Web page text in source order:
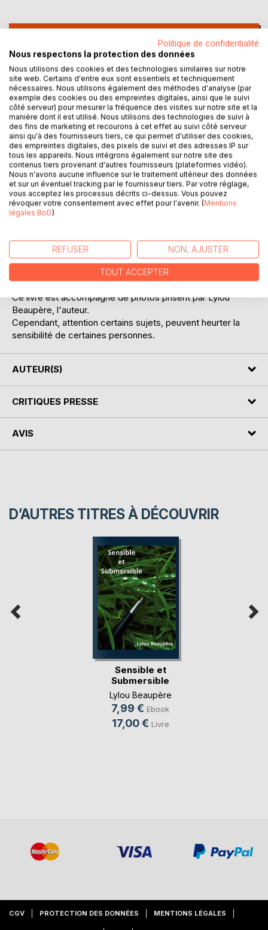
Ajouter à ma liste d'envies
Laisser un avis
DESCRIPTION
Découvrez plus d'une soixantaine de textes.
L'amour, la solitude, l'incertitude, la tristesse...
Certains vont vous remonter le moral, d'autres vont vous
Le but est de pouvoir se comprendre et aller de l'avant.
Ce livre est accompagné de photos prisent par Lylou
Beaupère, l'auteur.
Cependant, attention certains sujets, peuvent heurter la
sensibilité de certaines personnes.
AUTEUR(S)
CRITIQUES PRESSE
AVIS
D’AUTRES TITRES À DÉCOUVRIR
Sensible et
Submersible
Lylou Beaupère
7,99 € Ebook
17,00 € Livre
CGV PROTECTION DES DONNÉES MENTIONS LÉGALES
Politique de confidentialité
Nous respectons la protection des données
Nous utilisons des cookies et des technologies similaires sur notre
site web. Certains d'entre eux sont essentiels et techniquement
nécessaires. Nous utilisons également des méthodes d'analyse (par
exemple des cookies ou des empreintes digitales, ainsi que le suivi
côté serveur) pour mesurer la fréquence des visites sur notre site et la
manière dont il est utilisé. Nous utilisons des technologies de suivi à
des fins de marketing et recourons à cet effet au suivi côté serveur
ainsi qu'à des fournisseurs tiers, ce qui permet d'utiliser des cookies,
des empreintes digitales, des pixels de suivi et des adresses IP sur
tous les appareils. Nous intégrons également sur notre site des
contenus tiers provenant d'autres fournisseurs (plateformes vidéo).
Nous n'avons aucune influence sur le traitement ultérieur des données
et sur un éventuel tracking par le fournisseur tiers. Par votre réglage,
vous acceptez les processus décrits ci-dessus. Vous pouvez
révoquer votre consentement avec effet pour l'avenir. (Mentions
légales BoD)
REFUSER NON, AJUSTER
TOUT ACCEPTER